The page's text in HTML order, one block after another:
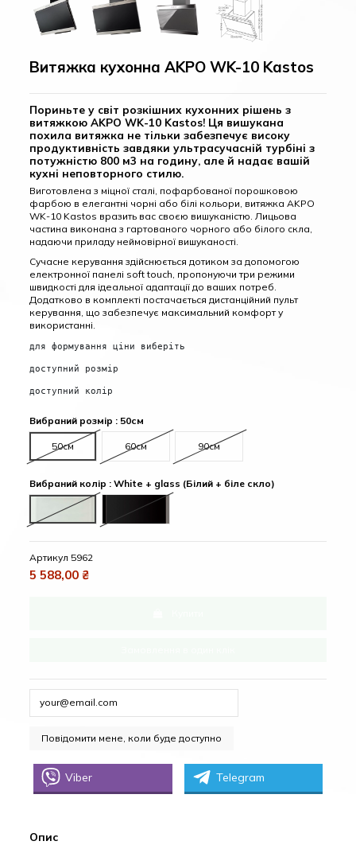
Витяжка кухонна AKPO WK-10 Kastos
Пориньте у світ розкішних кухонних рішень з
витяжкою AKPO WK-10 Kastos! Ця вишукана
похила витяжка не тільки забезпечує високу
продуктивність завдяки ультрасучасній турбіні з
потужністю 800 м3 на годину, але й надає вашій
кухні неповторного стилю.
Виготовлена з міцної сталі, пофарбованої порошковою
фарбою в елегантні чорні або білі кольори, витяжка AKPO
WK-10 Kastos вразить вас своєю вишуканістю. Лицьова
частина виконана з гартованого чорного або білого скла,
надаючи приладу неймовірної вишуканості.
Сучасне керування здійснюється дотиком за допомогою
електронної панелі soft touch, пропонуючи три режими
швидкості для ідеальної адаптації до ваших потреб.
Додатково в комплекті постачається дистанційний пульт
керування, що забезпечує максимальний комфорт у
використанні.
для формування ціни виберіть
доступний розмір
доступний колір
Вибраний розмір : 50см
50см 60см 90см
Вибраний колір : White + glass (Білий + біле скло)
White + glass (Білий + біле скло)Black glass (Чорний колір скла)
Артикул 5962
5 588,00 ₴
Viber Telegram
Опис